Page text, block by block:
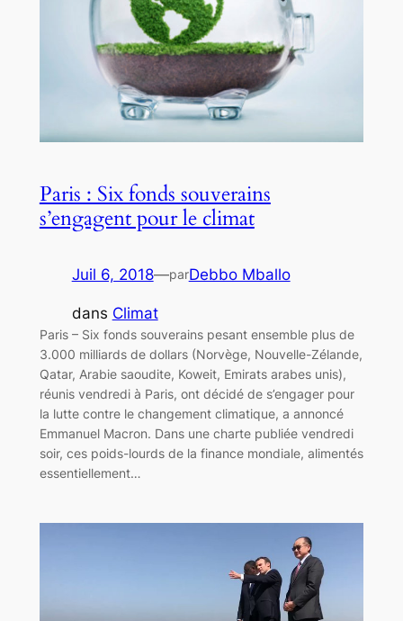
Paris : Six fonds souverains
s’engagent pour le climat
Juil 6, 2018—parDebbo Mballo
dans Climat
Paris – Six fonds souverains pesant ensemble plus de
3.000 milliards de dollars (Norvège, Nouvelle-Zélande,
Qatar, Arabie saoudite, Koweit, Emirats arabes unis),
réunis vendredi à Paris, ont décidé de s’engager pour
la lutte contre le changement climatique, a annoncé
Emmanuel Macron. Dans une charte publiée vendredi
soir, ces poids-lourds de la finance mondiale, alimentés
essentiellement…